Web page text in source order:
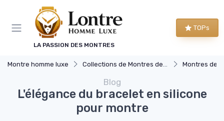
LA PASSION DES MONTRES
TOPs
Montre homme luxe Collections de Montres de Luxe Montres de
Blog
L'élégance du bracelet en silicone
pour montre
Panneau de gestion des cookies